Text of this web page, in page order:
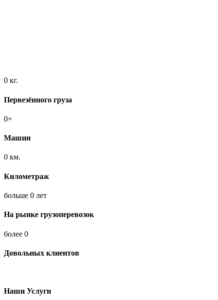
0 кг.
Первезённого груза
0+
Машин
0 км.
Километраж
больше 0 лет
На рынке грузоперевозок
более 0
Довольных клиентов
Наши Услуги